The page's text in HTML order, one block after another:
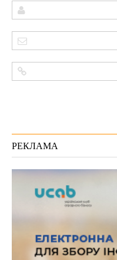
РЕКЛАМА